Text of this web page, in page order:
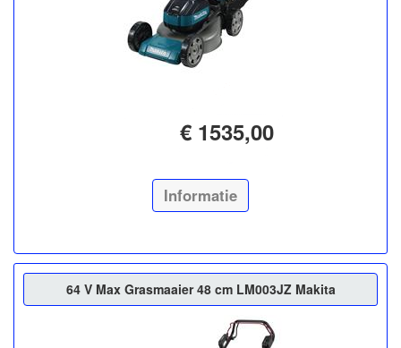
€ 1535,00
Informatie
64 V Max Grasmaaier 48 cm LM003JZ Makita